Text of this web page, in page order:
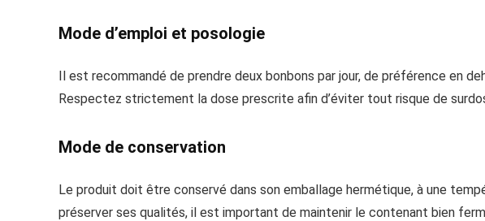
Mode d’emploi et posologie
Il est recommandé de prendre deux bonbons par jour, de préférence en
Respectez strictement la dose prescrite afin d’éviter tout risque de
Mode de conservation
Le produit doit être conservé dans son emballage hermétique, à une
préserver ses qualités, il est important de maintenir le contenant bien